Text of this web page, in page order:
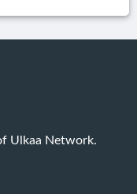
Ulkaa Network.